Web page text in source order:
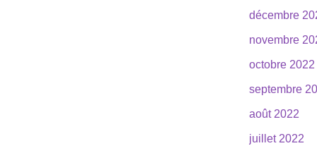
décembre
novembre
octobre 2022
septembre
août 2022
juillet 2022